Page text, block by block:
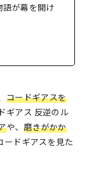
が幕を開け
コードギアスを
ギアス 反逆のル
や、 磨きがかか
ードギアスを見た